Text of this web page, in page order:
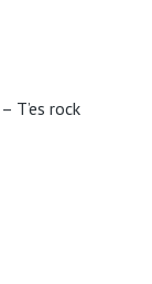
T’es rock